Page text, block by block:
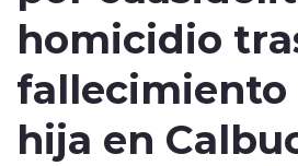
Tendencias
Deportes
Internacional
homicidio
fallecimiento
hija en